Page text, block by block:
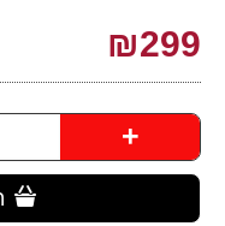
₪299
+